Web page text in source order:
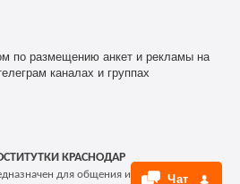
по размещению анкет и рекламы на
каналах и группах
КРАСНОДАР
для общения и поиска людей по
Чат